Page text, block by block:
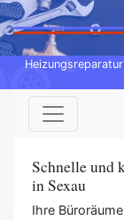
Heizungsreparatur
Schnelle und
in Sexau
Ihre